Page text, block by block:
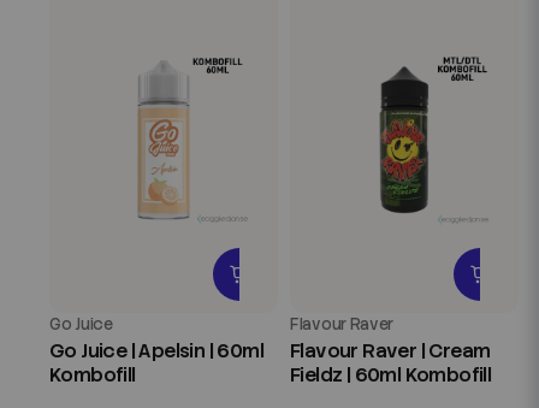
Go Juice
Go Juice | Apelsin | 60ml
Kombofill
Flavour Raver
Flavour Raver | Cream
Fieldz | 60ml Kombofill